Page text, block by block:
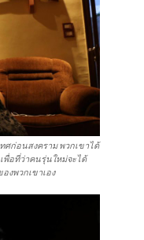
ศก่อนสงคราม พวกเขาได้
พื่อที่ว่าคนรุ่นใหม่จะได้
งพวกเขาเอง